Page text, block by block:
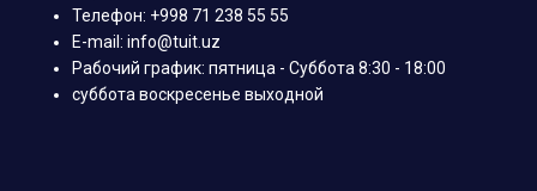
Телефон: +998 71 238 55 55
E-mail: info@tuit.uz
Рабочий график: пятница - Суббота 8:30 - 18:00
суббота воскресенье выходной